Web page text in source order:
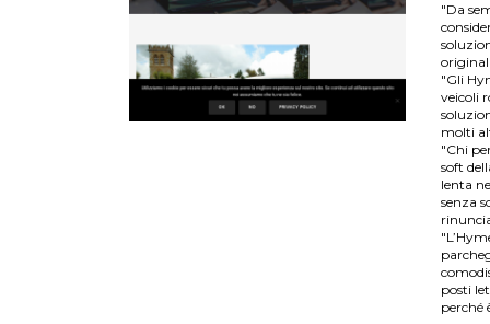
"Da
"Gli
veicoli
molti
"Chi
soft
lenta
senza
posti
perché